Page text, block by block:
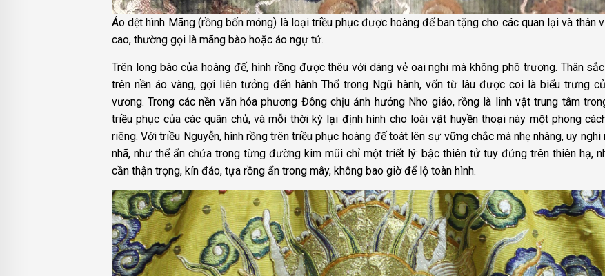
Áo dệt hình Mãng (rồng bốn móng) là loại triều phục được hoàng đế ban tặng cho các quan lại và thân
cao, thường gọi là mãng bào hoặc áo ngự tứ.
Trên long bào của hoàng đế, hình rồng được thêu với dáng vẻ oai nghi mà không phô trương. Thân
trên nền áo vàng, gợi liên tưởng đến hành Thổ trong Ngũ hành, vốn từ lâu được coi là biểu trưng
vương. Trong các nền văn hóa phương Đông chịu ảnh hưởng Nho giáo, rồng là linh vật trung tâm
triều phục của các quân chủ, và mỗi thời kỳ lại định hình cho loài vật huyền thoại này một phong
riêng. Với triều Nguyễn, hình rồng trên triều phục hoàng đế toát lên sự vững chắc mà nhẹ nhàng, uy nghi
nhã, như thể ẩn chứa trong từng đường kim mũi chỉ một triết lý: bậc thiên tử tuy đứng trên thiên hạ,
cần thận trọng, kín đáo, tựa rồng ẩn trong mây, không bao giờ để lộ toàn hình.